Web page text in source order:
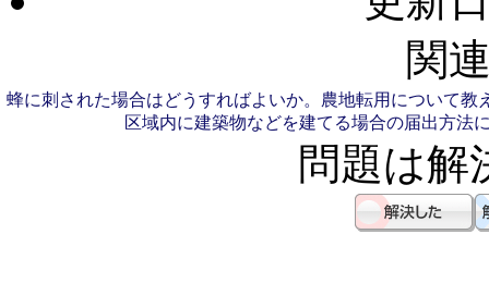
関
蜂に刺された場合はどうすればよいか。 農地転用について教
区域内に建築物などを建てる場合の届出方法
問題は解